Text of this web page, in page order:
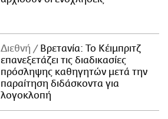
Διεθνή
Βρετανία: Το Κέιμπριτζ
επανεξετάζει τις διαδικασίες
πρόσληψης καθηγητών μετά την
παραίτηση διδάσκοντα για
λογοκλοπή